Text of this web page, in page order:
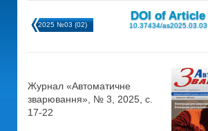
2025 №03 (02)
DOI of Article
10.37434/as2025.03.03
Журнал «Автоматичне
зварювання», № 3, 2025, с.
17-22